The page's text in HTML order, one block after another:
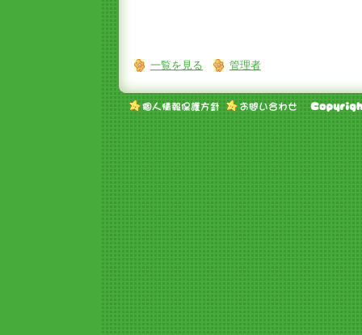
一覧を見る 管理者